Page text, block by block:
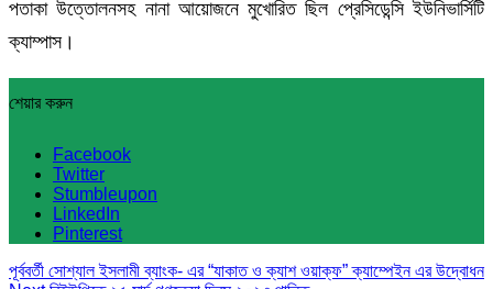
পতাকা উত্তোলনসহ নানা আয়োজনে মুখোরিত ছিল প্রেসিডেন্সি ইউনিভার্সিটি
ক্যাম্পাস।
শেয়ার করুন
Facebook
Twitter
Stumbleupon
LinkedIn
Pinterest
পূর্ববর্তী সোশ্যাল ইসলামী ব্যাংক- এর “যাকাত ও ক্যাশ ওয়াক্ফ” ক্যাম্পেইন এর উদ্বোধন